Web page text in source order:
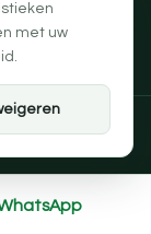
met uw
.